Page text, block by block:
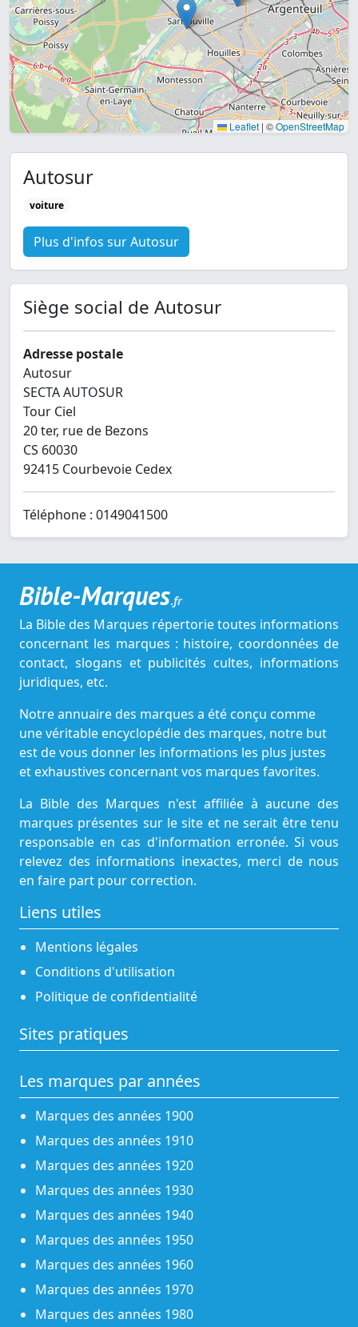
Leaflet | ©OpenStreetMap
Autosur
voiture
Plus d'infos sur Autosur
Siège social de Autosur
Adresse postale
Autosur
SECTA AUTOSUR
Tour Ciel
20 ter, rue de Bezons
CS 60030
92415 Courbevoie Cedex
Téléphone : 0149041500
Bible-Marques.fr
La Bible des Marques répertorie toutes informations
concernant les marques : histoire, coordonnées de
contact, slogans et publicités cultes, informations
juridiques, etc.
Notre annuaire des marques a été conçu comme
une véritable encyclopédie des marques, notre but
est de vous donner les informations les plus justes
et exhaustives concernant vos marques favorites.
La Bible des Marques n'est affiliée à aucune des
marques présentes sur le site et ne serait être tenu
responsable en cas d'information erronée. Si vous
relevez des informations inexactes, merci de nous
en faire part pour correction.
Liens utiles
Mentions légales
Conditions d'utilisation
Politique de confidentialité
Sites pratiques
Les marques par années
Marques des années 1900
Marques des années 1910
Marques des années 1920
Marques des années 1930
Marques des années 1940
Marques des années 1950
Marques des années 1960
Marques des années 1970
Marques des années 1980